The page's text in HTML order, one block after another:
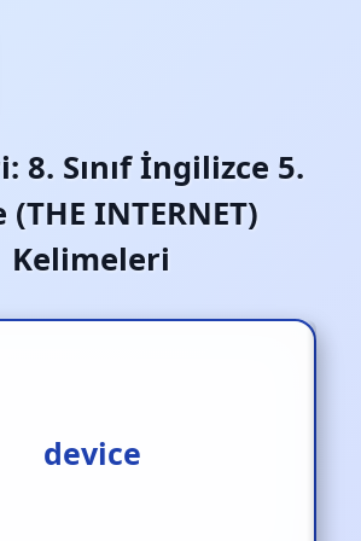
8. Sınıf İngilizce 5.
INTERNET)
Kelimeleri
device
alet‚ cihaz